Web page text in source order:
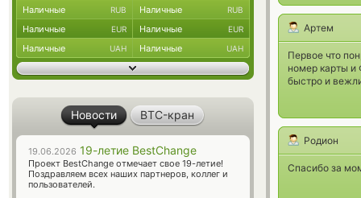
Артем
Первое что
номер карты
быстро и
Родион
Спасибо за
Наличные RUB Наличные RUB
Наличные EUR Наличные EUR
Наличные UAH Наличные UAH
Новости BTC-кран
19.06.2026 19-летие BestChange
Проект BestChange отмечает свое 19-летие!
Поздравляем всех наших партнеров, коллег и
пользователей.